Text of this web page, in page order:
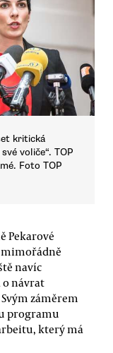
kritická
voliče“. TOP
Foto TOP
Pekarové
mimořádně
navíc
o návrat
záměrem
programu
který má